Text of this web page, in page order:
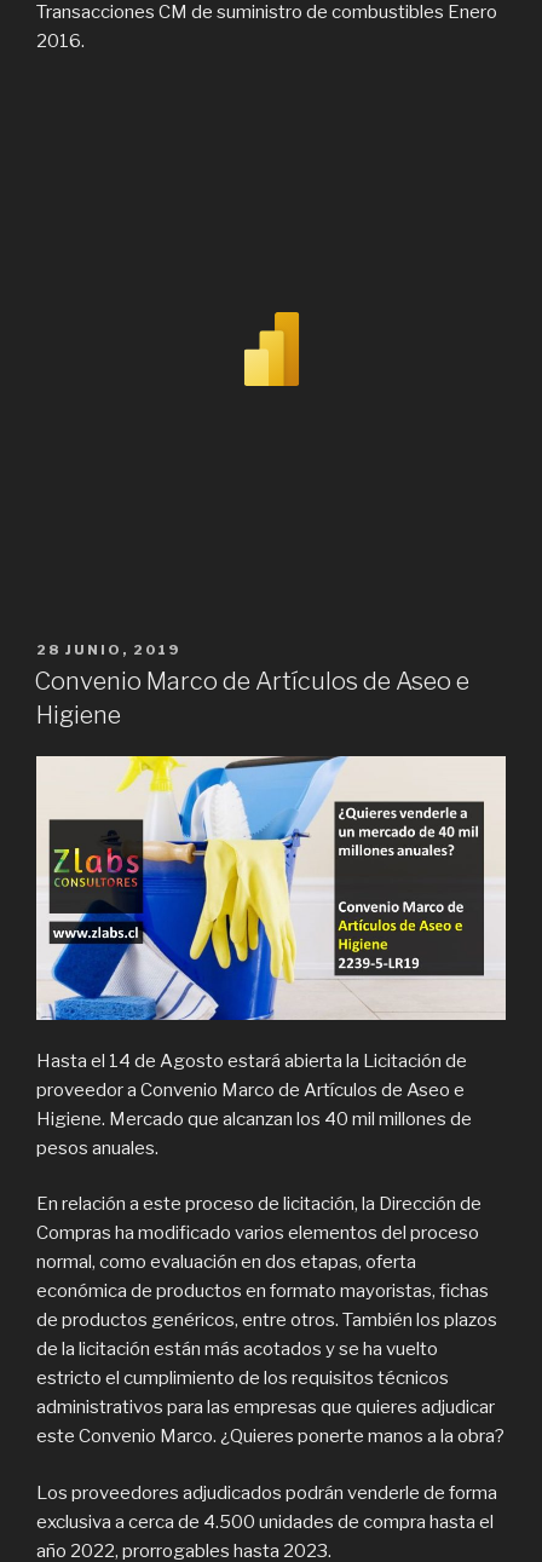
Transacciones CM de suministro de combustibles Enero
2016.
PUBLICADO
EN
28 JUNIO, 2019
Convenio Marco de Artículos de Aseo e
Higiene
Hasta el 14 de Agosto estará abierta la Licitación de
proveedor a Convenio Marco de Artículos de Aseo e
Higiene. Mercado que alcanzan los 40 mil millones de
pesos anuales.
En relación a este proceso de licitación, la Dirección de
Compras ha modificado varios elementos del proceso
normal, como evaluación en dos etapas, oferta
económica de productos en formato mayoristas, fichas
de productos genéricos, entre otros. También los plazos
de la licitación están más acotados y se ha vuelto
estricto el cumplimiento de los requisitos técnicos
administrativos para las empresas que quieres adjudicar
este Convenio Marco. ¿Quieres ponerte manos a la obra?
Los proveedores adjudicados podrán venderle de forma
exclusiva a cerca de 4.500 unidades de compra hasta el
año 2022, prorrogables hasta 2023.